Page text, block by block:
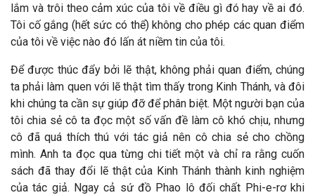
lắm và trôi theo cảm xúc của tôi về điều gì đó hay về ai đó.
Tôi cố gắng (hết sức có thể) không cho phép các quan điểm
của tôi về việc nào đó lấn át niềm tin của tôi.
Để được thúc đẩy bởi lẽ thật, không phải quan điểm, chúng
ta phải làm quen với lẽ thật tìm thấy trong Kinh Thánh, và đôi
khi chúng ta cần sự giúp đỡ để phân biệt. Một người bạn của
tôi chia sẻ cô ta đọc một số vấn đề làm cô khó chịu, nhưng
cô đã quá thích thú với tác giả nên cô chia sẻ cho chồng
mình. Anh ta đọc qua từng chi tiết một và chỉ ra rằng cuốn
sách đã thay đổi lẽ thật của Kinh Thánh thành kinh nghiệm
của tác giả. Ngay cả sứ đồ Phao lô đối chất Phi-e-rơ khi